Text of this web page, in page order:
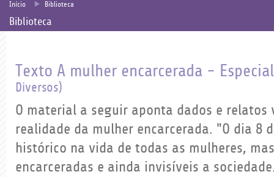
Início Biblioteca
Biblioteca
Texto A mulher encarcerada -
Diversos)
O material a seguir aponta dados e relatos
realidade da mulher encarcerada. "O dia 8
histórico na vida de todas as mulheres,
encarceradas e ainda invisíveis a